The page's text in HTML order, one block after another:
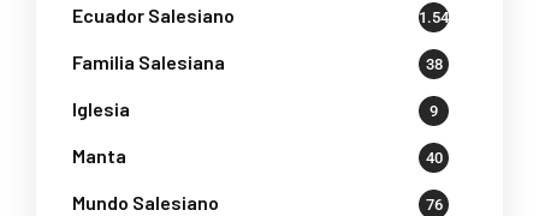
Ecuador Salesiano 1.541
Familia Salesiana 38
Iglesia 9
Manta 40
Mundo Salesiano 76